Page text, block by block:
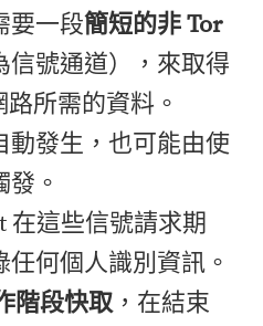
要一段簡短的非 Tor
信號通道），來取得
路所需的資料。
動發生，也可能由使
。
在這些信號請求期
任何個人識別資訊。
階段快取，在結束